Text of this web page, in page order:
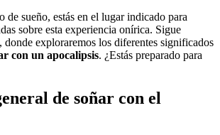
de sueño, estás en el lugar indicado para
sobre esta experiencia onírica. Sigue
donde exploraremos los diferentes significados
con un apocalipsis. ¿Estás preparado para
de soñar con el